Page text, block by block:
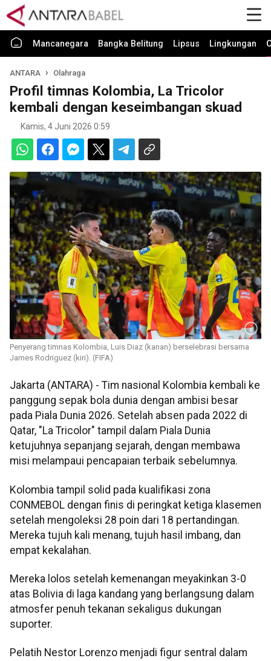
Mancanegara Bangka Belitung Lipsus Lingkungan
ANTARA Olahraga
Profil timnas Kolombia, La Tricolor
kembali dengan keseimbangan skuad
Kamis, 4 Juni 2026 0:59
Penyerang timnas Kolombia, Luis Diaz (kanan) berselebrasi bersama
James Rodriguez (kiri). (FIFA)
Jakarta (ANTARA) - Tim nasional Kolombia kembali ke
panggung sepak bola dunia dengan ambisi besar
pada Piala Dunia 2026. Setelah absen pada 2022 di
Qatar, "La Tricolor" tampil dalam Piala Dunia
ketujuhnya sepanjang sejarah, dengan membawa
misi melampaui pencapaian terbaik sebelumnya.
Kolombia tampil solid pada kualifikasi zona
CONMEBOL dengan finis di peringkat ketiga klasemen
setelah mengoleksi 28 poin dari 18 pertandingan.
Mereka tujuh kali menang, tujuh hasil imbang, dan
empat kekalahan.
Mereka lolos setelah kemenangan meyakinkan 3-0
atas Bolivia di laga kandang yang berlangsung dalam
atmosfer penuh tekanan sekaligus dukungan
suporter.
Pelatih Nestor Lorenzo menjadi figur sentral dalam